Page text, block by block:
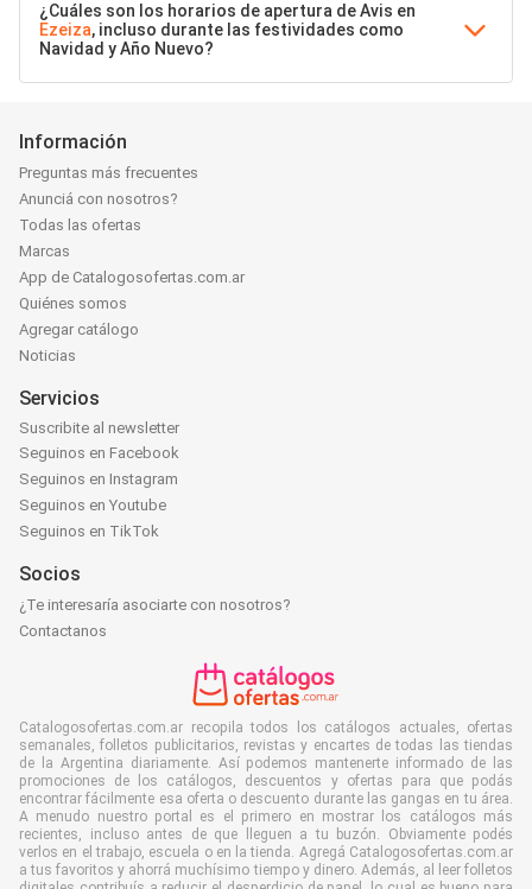
¿Cuáles son los horarios de apertura de Avis en
Ezeiza, incluso durante las festividades como
Navidad y Año Nuevo?
Información
Preguntas más frecuentes
Anunciá con nosotros?
Todas las ofertas
Marcas
App de Catalogosofertas.com.ar
Quiénes somos
Agregar catálogo
Noticias
Servicios
Suscribite al newsletter
Seguinos en Facebook
Seguinos en Instagram
Seguinos en Youtube
Seguinos en TikTok
Socios
¿Te interesaría asociarte con nosotros?
Contactanos
Catalogosofertas.com.ar recopila todos los catálogos actuales, ofertas
semanales, folletos publicitarios, revistas y encartes de todas las tiendas
de la Argentina diariamente. Así podemos mantenerte informado de las
promociones de los catálogos, descuentos y ofertas para que podás
encontrar fácilmente esa oferta o descuento durante las gangas en tu área.
A menudo nuestro portal es el primero en mostrar los catálogos más
recientes, incluso antes de que lleguen a tu buzón. Obviamente podés
verlos en el trabajo, escuela o en la tienda. Agregá Catalogosofertas.com.ar
a tus favoritos y ahorrá muchísimo tiempo y dinero. Además, al leer folletos